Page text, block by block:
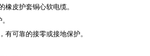
橡皮护套铜心软电缆。
有可靠的接零或接地保护。